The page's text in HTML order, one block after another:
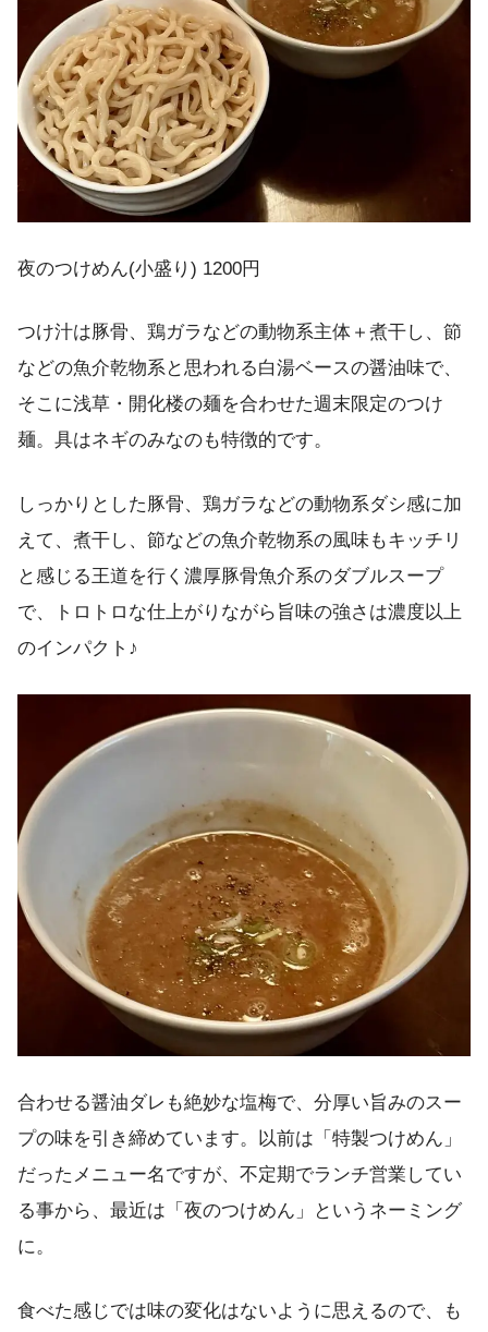
夜のつけめん(小盛り) 1200円
つけ汁は豚骨、鶏ガラなどの動物系主体＋煮干し、節
などの魚介乾物系と思われる白湯ベースの醤油味で、
そこに浅草・開化楼の麺を合わせた週末限定のつけ
麺。具はネギのみなのも特徴的です。
しっかりとした豚骨、鶏ガラなどの動物系ダシ感に加
えて、煮干し、節などの魚介乾物系の風味もキッチリ
と感じる王道を行く濃厚豚骨魚介系のダブルスープ
で、トロトロな仕上がりながら旨味の強さは濃度以上
のインパクト♪
合わせる醤油ダレも絶妙な塩梅で、分厚い旨みのスー
プの味を引き締めています。以前は「特製つけめん」
だったメニュー名ですが、不定期でランチ営業してい
る事から、最近は「夜のつけめん」というネーミング
に。
食べた感じでは味の変化はないように思えるので、も